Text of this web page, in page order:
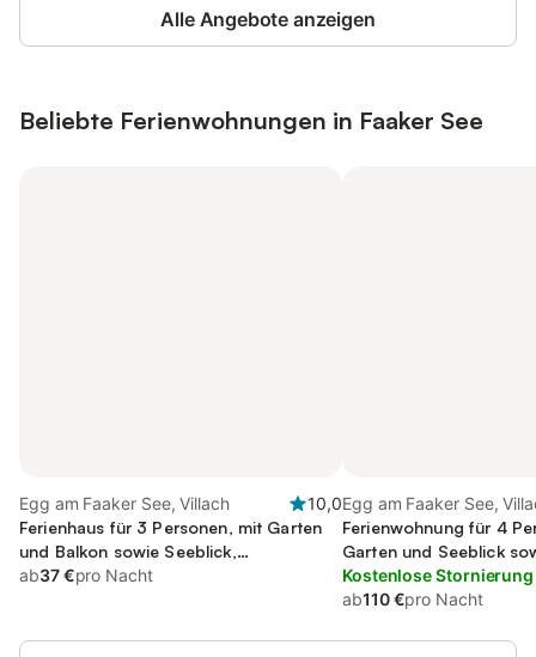
Alle Angebote anzeigen
Beliebte Ferienwohnungen in Faaker See
Egg am Faaker See, Villach
10,0
Ferienhaus für 3 Personen, mit Garten
und Balkon sowie Seeblick,
kinderfreundlich
ab37 €pro Nacht
Egg am Faaker See,
Ferienwohnung für 4
Garten und Seeblick
kinderfreundlich
Kostenlose Stornierung
ab110 €pro Nacht